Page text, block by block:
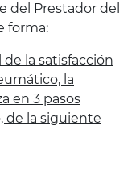
del Prestador del
forma:
la satisfacción
la
en 3 pasos
de la siguiente